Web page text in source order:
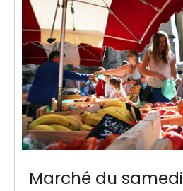
Marché du samedi